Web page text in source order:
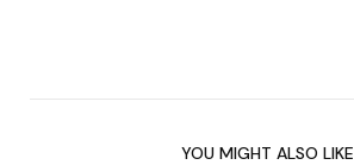
YOU MIGHT ALSO LIKE